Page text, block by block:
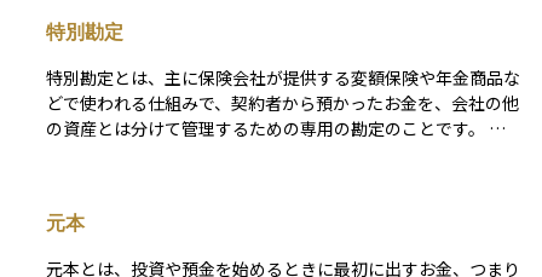
ともあります。保障と資産運用の両方を兼ね備えた商品です
が、元本保証がない点には注意が必要です。投資初心者の方に
は、仕組みを十分に理解したうえで加入することが大切です。
特別勘定
特別勘定とは、主に保険会社が提供する変額保険や年金商品な
どで使われる仕組みで、契約者から預かったお金を、会社の他
の資産とは分けて管理するための専用の勘定のことです。 こ
債券などの資産を運用し、その運用結果によって将来受け取る
金額が変動します。初心者にとっては、特別勘定は「自分のお
元本
元本とは、投資や預金を始めるときに最初に出すお金、つまり